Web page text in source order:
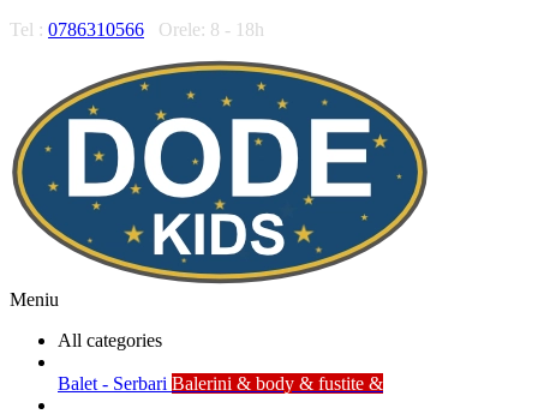
Tel : 0786310566 Orele: 8 - 18h
Meniu
All categories
Balet - Serbari Balerini & body & fustite &